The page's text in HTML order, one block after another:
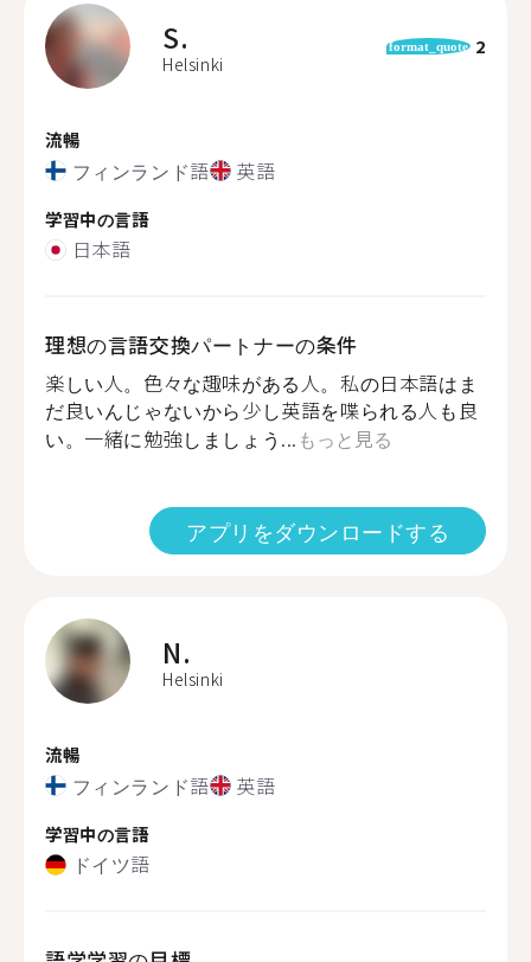
S.
Helsinki
format_quote 2
流暢
フィンランド語 英語
学習中の言語
日本語
理想の言語交換パートナーの条件
楽しい人。色々な趣味がある人。私の日本語はま
だ良いんじゃないから少し英語を喋られる人も良
い。一緒に勉強しましょう... もっと見る
アプリをダウンロードする
N.
Helsinki
流暢
フィンランド語 英語
学習中の言語
ドイツ語